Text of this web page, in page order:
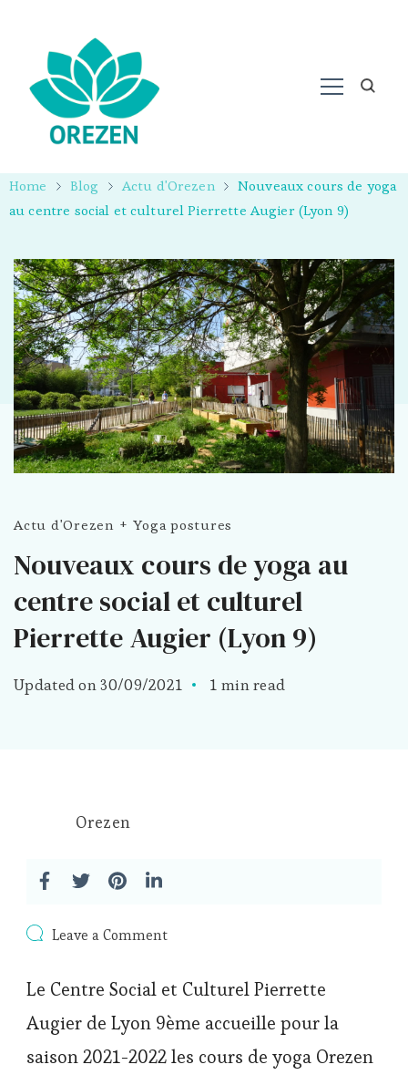
Home Blog Actu d'Orezen
Nouveaux cours de yoga
au centre social et culturel Pierrette Augier (Lyon 9)
Actu d'Orezen Yoga postures
Nouveaux cours de yoga au
centre social et culturel
Pierrette Augier (Lyon 9)
Updated on30/09/2021 1 min read
Orezen
Leave a Commenton
de
au
social
Le Centre Social et Culturel Pierrette
Augier de Lyon 9ème accueille pour la
saison 2021-2022 les cours de yoga Orezen